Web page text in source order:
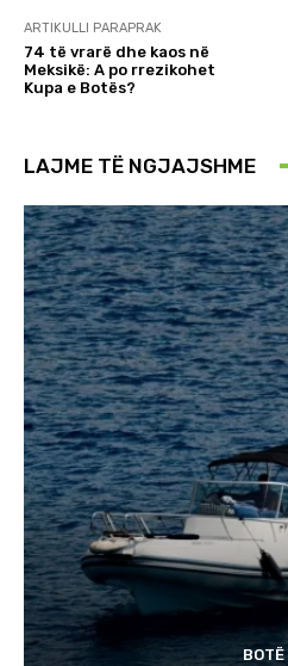
ARTIKULLI PARAPRAK
​74 të vrarë dhe kaos në
Meksikë: A po rrezikohet
Kupa e Botës?
LAJME TË NGJAJSHME
BOTË